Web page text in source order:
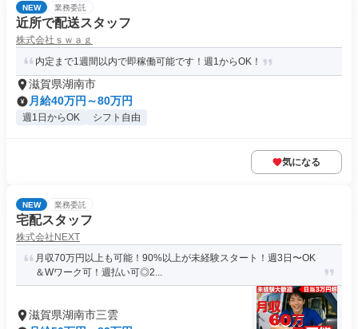
NEW 業務委託
近所で配送スタッフ
株式会社ｓｗａｇ
内定まで1週間以内で即稼働可能です！週1からOK！
滋賀県湖南市
月給40万円～80万円
週1日からOK シフト自由
気になる
NEW 業務委託
宅配スタッフ
株式会社NEXT
月収70万円以上も可能！90%以上が未経験スタート！週3日〜OK
＆Wワーク可！週払い可◎2...
滋賀県湖南市三雲